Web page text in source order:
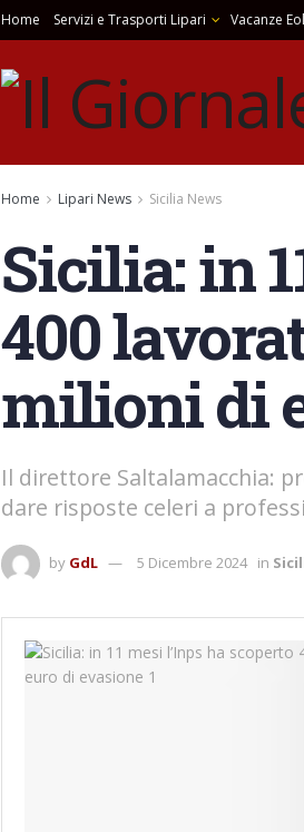
Home Servizi e Trasporti Lipari Vacanze
Home Lipari News Sicilia News
Sicilia: in
400
milioni di
Il direttore Saltalamacchia:
dare risposte celeri a
by GdL 5 Dicembre 2024 in